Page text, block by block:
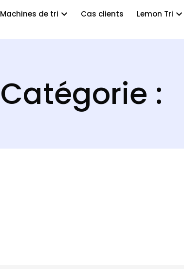
Machines de tri Cas clients Lemon Tri
Catégorie :